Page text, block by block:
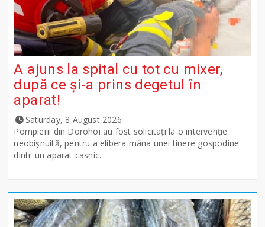
A ajuns la spital cu tot cu mixer,
după ce și-a prins degetul în
aparat!
Saturday, 8 August 2026
Pompierii din Dorohoi au fost solicitați la o intervenție
neobișnuită, pentru a elibera mâna unei tinere gospodine
dintr-un aparat casnic.